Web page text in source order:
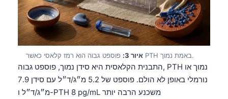
איור 3: פוספט גבוה הוא רמז קלאסי כאשר PTH באמת נמוך.
התבנית הקלאסית היא סידן נמוך, פוספט גבוה, PTH נמוך או
נורמלי באופן לא הולם. פוספט של 5.2 מ״ג/ד״ל עם סידן 7.9
מ״ג/ד״ל ו-PTH 8 pg/mL משכנע הרבה יותר